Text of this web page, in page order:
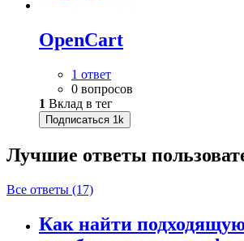
OpenCart
1 ответ
0 вопросов
1 Вклад в тег
Подписаться 1k
Лучшие ответы
Все ответы (17)
Как найти